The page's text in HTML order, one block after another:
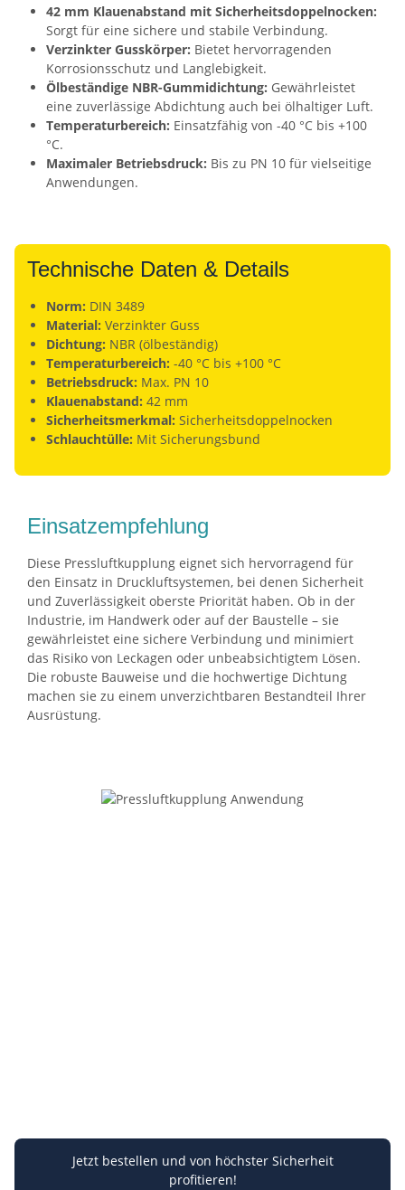
42 mm Klauenabstand mit Sicherheitsdoppelnocken:
Sorgt für eine sichere und stabile Verbindung.
Verzinkter Gusskörper: Bietet hervorragenden
Korrosionsschutz und Langlebigkeit.
Ölbeständige NBR-Gummidichtung: Gewährleistet
eine zuverlässige Abdichtung auch bei ölhaltiger Luft.
Temperaturbereich: Einsatzfähig von -40 °C bis +100
°C.
Maximaler Betriebsdruck: Bis zu PN 10 für vielseitige
Anwendungen.
Technische Daten & Details
Norm: DIN 3489
Material: Verzinkter Guss
Dichtung: NBR (ölbeständig)
Temperaturbereich: -40 °C bis +100 °C
Betriebsdruck: Max. PN 10
Klauenabstand: 42 mm
Sicherheitsmerkmal: Sicherheitsdoppelnocken
Schlauchtülle: Mit Sicherungsbund
Einsatzempfehlung
Diese Pressluftkupplung eignet sich hervorragend für
den Einsatz in Druckluftsystemen, bei denen Sicherheit
und Zuverlässigkeit oberste Priorität haben. Ob in der
Industrie, im Handwerk oder auf der Baustelle – sie
gewährleistet eine sichere Verbindung und minimiert
das Risiko von Leckagen oder unbeabsichtigtem Lösen.
Die robuste Bauweise und die hochwertige Dichtung
machen sie zu einem unverzichtbaren Bestandteil Ihrer
Ausrüstung.
Jetzt bestellen und von höchster Sicherheit
profitieren!